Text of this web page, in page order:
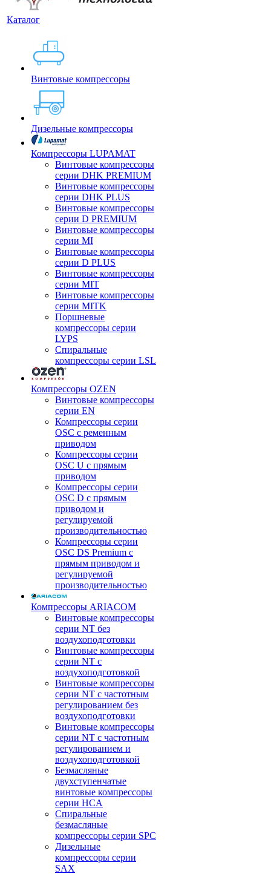
Каталог
Винтовые компрессоры
Дизельные компрессоры
Компрессоры LUPAMAT
Винтовые компрессоры
серии DHK PREMIUM
Винтовые компрессоры
серии DHK PLUS
Винтовые компрессоры
серии D PREMIUM
Винтовые компрессоры
серии MI
Винтовые компрессоры
серии D PLUS
Винтовые компрессоры
серии MIT
Винтовые компрессоры
серии MITK
Поршневые
компрессоры серии
LYPS
Спиральные
компрессоры серии LSL
Компрессоры OZEN
Винтовые компрессоры
серии EN
Компрессоры серии
OSC с ременным
приводом
Компрессоры серии
OSC U с прямым
приводом
Компрессоры серии
OSC D с прямым
приводом и
регулируемой
производительностью
Компрессоры серии
OSC DS Premium с
прямым приводом и
регулируемой
производительностью
Компрессоры ARIACOM
Винтовые компрессоры
серии NT без
воздухоподготовки
Винтовые компрессоры
серии NT c
воздухоподготовкой
Винтовые компрессоры
серии NT с частотным
регулированием без
воздухоподготовки
Винтовые компрессоры
серии NT с частотным
регулированием и
воздухоподготовкой
Безмасляные
двухступенчатые
винтовые компрессоры
серии HCA
Спиральные
безмасляные
компрессоры серии SPC
Дизельные
компрессоры серии
SAX